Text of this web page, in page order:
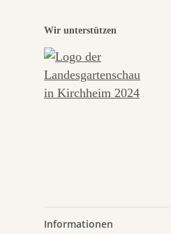
Wir unterstützen
Informationen